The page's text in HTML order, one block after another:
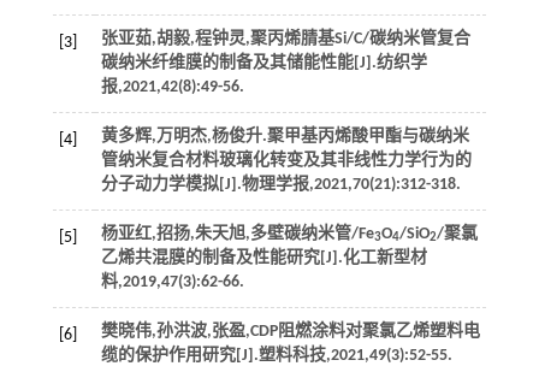
[3]
张亚茹,胡毅,程钟灵,聚丙烯腈基Si/C/碳纳米管复合
碳纳米纤维膜的制备及其储能性能[J].纺织学
报,2021,42(8):49-56.
[4]
黄多辉,万明杰,杨俊升.聚甲基丙烯酸甲酯与碳纳米
管纳米复合材料玻璃化转变及其非线性力学行为的
分子动力学模拟[J].物理学报,2021,70(21):312-318.
[5] 杨亚红,招扬,朱天旭,多壁碳纳米管/Fe3O4/SiO2/聚氯
乙烯共混膜的制备及性能研究[J].化工新型材
料,2019,47(3):62-66.
[6]
樊晓伟,孙洪波,张盈,CDP阻燃涂料对聚氯乙烯塑料电
缆的保护作用研究[J].塑料科技,2021,49(3):52-55.